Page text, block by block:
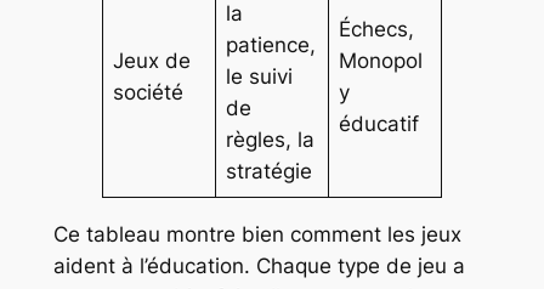
Jeux de
société
la
patience,
le suivi
de
règles, la
stratégie
Échecs,
Monopol
y
éducatif
Ce tableau montre bien comment les jeux
aident à l’éducation. Chaque type de jeu a